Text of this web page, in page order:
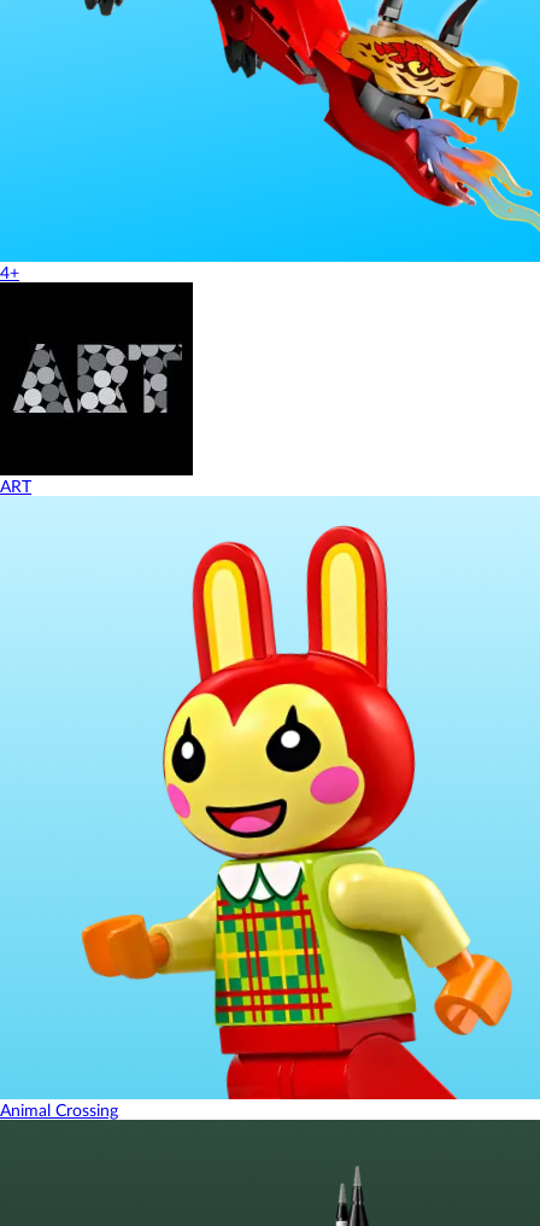
4+
ART
Animal Crossing